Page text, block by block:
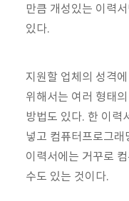
만큼 개성있는 이력
있다.
지원할 업체의 성격
위해서는 여러 형태
방법도 있다. 한 이력
넣고 컴퓨터프로그
이력서에는 거꾸로
수도 있는 것이다.